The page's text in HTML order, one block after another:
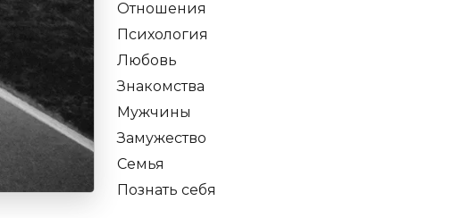
Отношения
Психология
Любовь
Знакомства
Мужчины
Замужество
Семья
Познать себя